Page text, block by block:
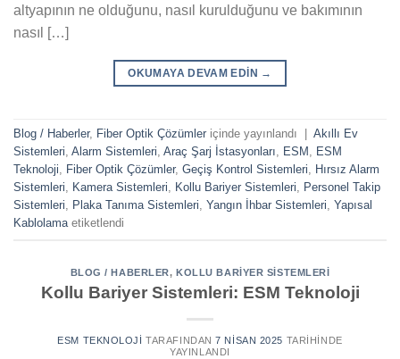
altyapının ne olduğunu, nasıl kurulduğunu ve bakımının
nasıl […]
OKUMAYA DEVAM EDIN →
Blog / Haberler, Fiber Optik Çözümler içinde yayınlandı
Akıllı Ev
Sistemleri Alarm Sistemleri Araç Şarj İstasyonları ESM
ESM
Teknoloji
Fiber Optik Çözümler, Geçiş Kontrol Sistemleri
Hırsız Alarm
Sistemleri
Kamera Sistemleri Kollu Bariyer Sistemleri
Personel Takip
Sistemleri
Plaka Tanıma Sistemleri Yangın İhbar Sistemleri Yapısal
Kablolama etiketlendi
BLOG / HABERLER,KOLLU BARIYER SISTEMLERI
Kollu Bariyer Sistemleri: ESM Teknoloji
ESM TEKNOLOJI TARAFINDAN 7 NISAN 2025 TARIHINDE
YAYINLANDI